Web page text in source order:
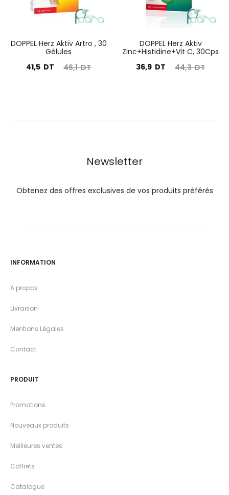
DOPPEL Herz Aktiv Artro , 30
Gélules
46,1DT
Le
41,5 DT
DOPPEL Herz Aktiv
Zinc+Histidine+Vit C, 30Cps
44,3DT
Le
36,9 DT
Newsletter
Obtenez des offres exclusives de vos produits préférés
INFORMATION
A propos
Livraison
Mentions Légales
Contact
PRODUIT
Promotions
Nouveaux produits
Meilleures ventes
Coffrets
Catalogue